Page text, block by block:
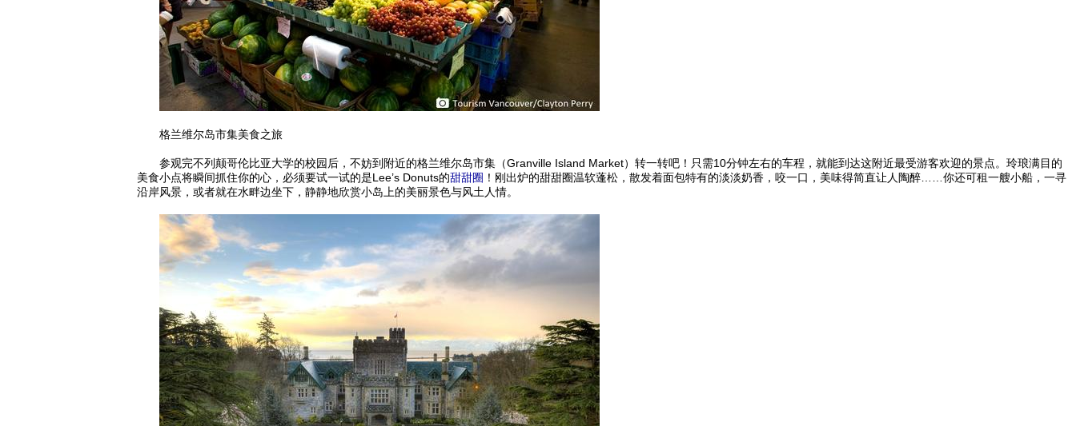
格兰维尔岛市集美食之旅
参观完不列颠哥伦比亚大学的校园后，不妨到附近的格兰维尔岛市集（Granville Island Market）转一转吧！只需10分钟左右的车程，就能到达这附近最受游客欢迎的景点。玲琅满目的
美食小点将瞬间抓住你的心，必须要试一试的是Lee’s Donuts的甜甜圈 ！刚出炉的甜甜圈温软蓬松，散发着面包特有的淡淡奶香，咬一口，美味得简直让人陶醉……你还可租一艘小船，一寻
沿岸风景，或者就在水畔边坐下，静静地欣赏小岛上的美丽景色与风土人情。